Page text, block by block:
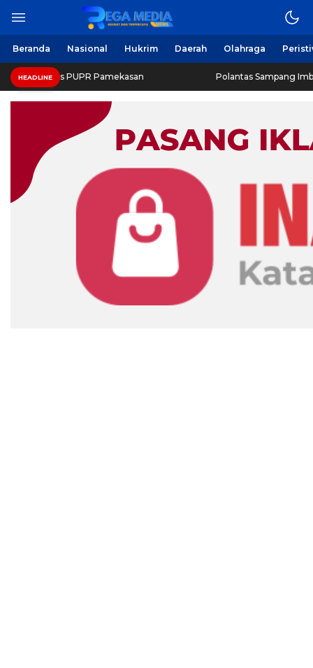
Beranda Nasional Hukrim Daerah Olahraga
HEADLINE
PUPR Pamekasan Polantas Sampang Imbau Latihan